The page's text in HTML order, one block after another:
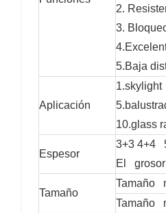
2.
3.
5.Baja
Aplicación
1.skylight
10.glass
Espesor
3+3 4+4
El grosor
Tamaño
Tamaño
Tamaño